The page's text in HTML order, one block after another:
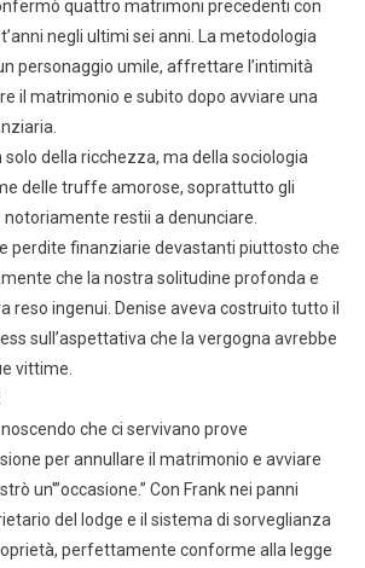
quattro matrimoni precedenti con
negli ultimi sei anni. La metodologia
personaggio umile, affrettare l’intimità
il matrimonio e subito dopo avviare una
solo della ricchezza, ma della sociologia
delle truffe amorose, soprattutto gli
restii a denunciare.
perdite finanziarie devastanti piuttosto che
che la nostra solitudine profonda e
reso ingenui. Denise aveva costruito tutto il
sull’aspettativa che la vergogna avrebbe
vittime.
che ci servivano prove
per annullare il matrimonio e avviare
un'”occasione.” Con Frank nei panni
del lodge e il sistema di sorveglianza
perfettamente conforme alla legge